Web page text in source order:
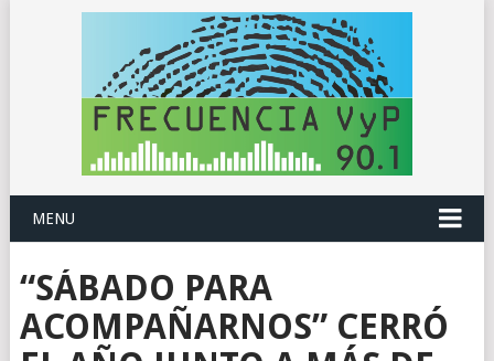
MENU
“SÁBADO PARA
ACOMPAÑARNOS” CERRÓ